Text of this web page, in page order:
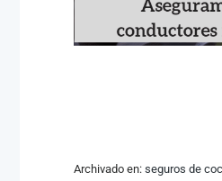
Archivado en:seguros de